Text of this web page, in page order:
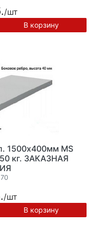
/шт
В корзину
1500х400мм MS
кг. ЗАКАЗНАЯ
/шт
В корзину